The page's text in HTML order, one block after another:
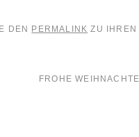
DEN PERMALINK ZU IHREN
FROHE